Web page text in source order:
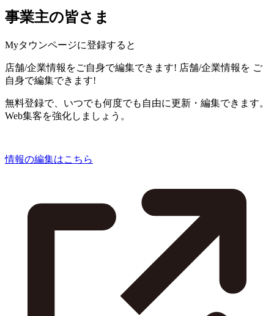
事業主の皆さま
Myタウンページに登録すると
店舗/企業情報をご自身で編集できます! 店舗/企業情報を ご
自身で編集できます!
無料登録で、いつでも何度でも自由に更新・編集できます。
Web集客を強化しましょう。
情報の編集はこちら